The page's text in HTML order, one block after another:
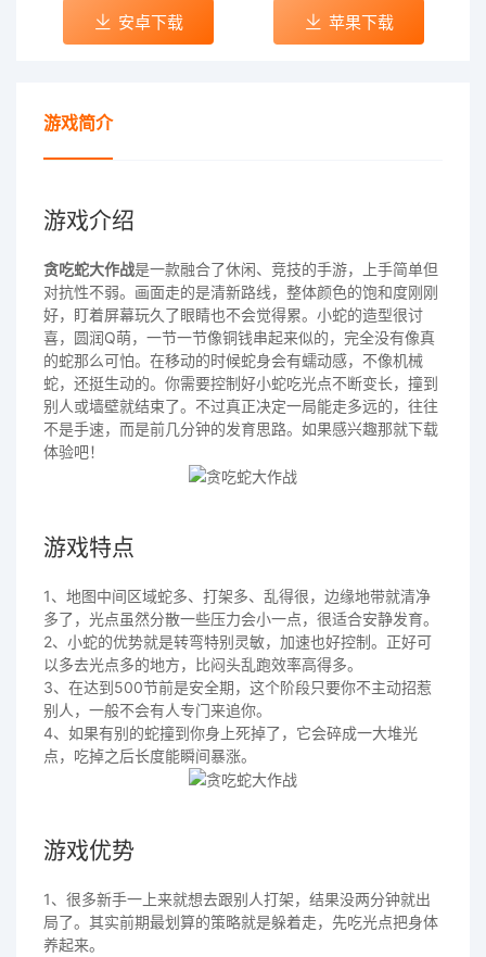
安卓下载 苹果下载
游戏简介
游戏介绍
贪吃蛇大作战是一款融合了休闲、竞技的手游，上手简单但
对抗性不弱。画面走的是清新路线，整体颜色的饱和度刚刚
好，盯着屏幕玩久了眼睛也不会觉得累。小蛇的造型很讨
喜，圆润Q萌，一节一节像铜钱串起来似的，完全没有像真
的蛇那么可怕。在移动的时候蛇身会有蠕动感，不像机械
蛇，还挺生动的。你需要控制好小蛇吃光点不断变长，撞到
别人或墙壁就结束了。不过真正决定一局能走多远的，往往
不是手速，而是前几分钟的发育思路。如果感兴趣那就下载
体验吧！
游戏特点
1、地图中间区域蛇多、打架多、乱得很，边缘地带就清净
多了，光点虽然分散一些压力会小一点，很适合安静发育。
2、小蛇的优势就是转弯特别灵敏，加速也好控制。正好可
以多去光点多的地方，比闷头乱跑效率高得多。
3、在达到500节前是安全期，这个阶段只要你不主动招惹
别人，一般不会有人专门来追你。
4、如果有别的蛇撞到你身上死掉了，它会碎成一大堆光
点，吃掉之后长度能瞬间暴涨。
游戏优势
1、很多新手一上来就想去跟别人打架，结果没两分钟就出
局了。其实前期最划算的策略就是躲着走，先吃光点把身体
养起来。